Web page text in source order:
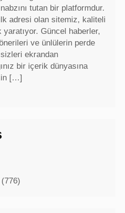
tutan bir platformdur.
adresi olan sitemiz, kaliteli
Güncel haberler,
ve ünlülerin perde
ekrandan
bir içerik dünyasına
[…]
(776)